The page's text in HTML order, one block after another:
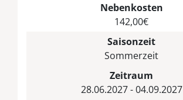
Nebenkosten
142,00€
Saisonzeit
Sommerzeit
Zeitraum
28.06.2027 - 04.09.2027